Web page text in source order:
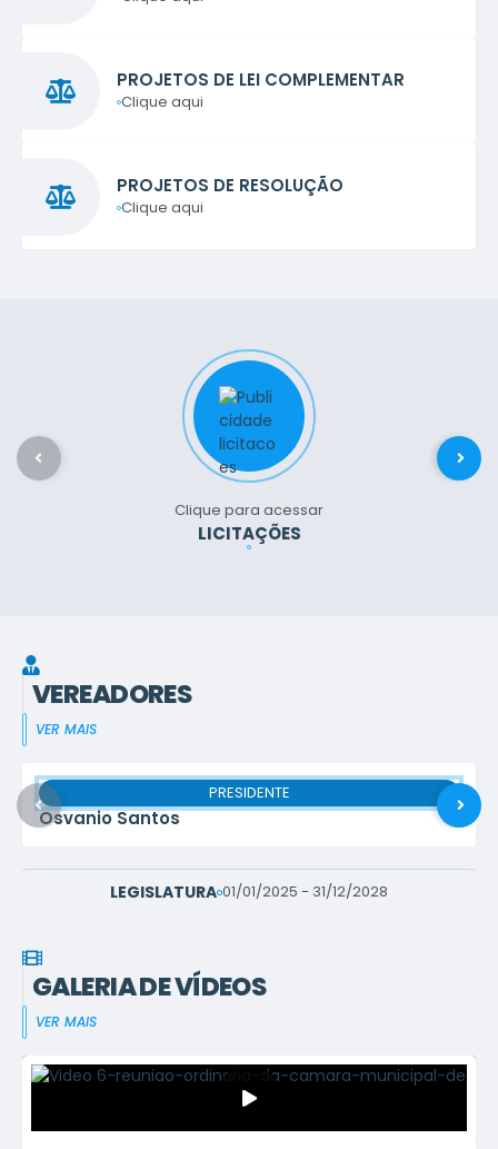
PROJETOS DE LEI COMPLEMENTAR
Clique aqui
PROJETOS DE RESOLUÇÃO
Clique aqui
LICITAÇÕES
Clique para acessar
VEREADORES
VER MAIS
LEGISLATURA 01/01/2025 - 31/12/2028
Osvanio Santos
PRESIDENTE
GALERIA DE VÍDEOS
VER MAIS